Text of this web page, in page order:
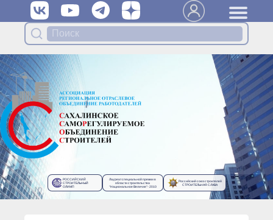
Органы управления Ассоциации
● Общее собрание членов
● Генеральный директор
Специализированные органы
● Контрольный комитет
● Дисциплинарный комитет
● Архив
Протоколы органов управления
РОССИЙСКИЙ
СТРОИТЕЛЬНЫЙ
ОЛИМП
Лауреат специальной премии в
области строительства
“Национальное Величие”- 2010
Российский союз строителей
СТРОИТЕЛЬНАЯ СЛАВА